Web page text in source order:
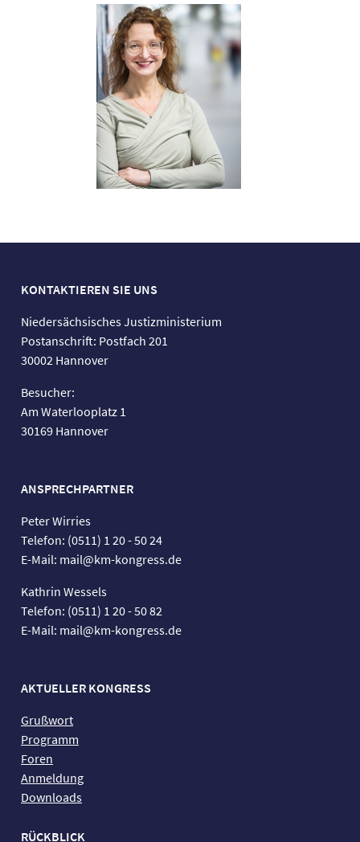
KONTAKTIEREN SIE UNS
Niedersächsisches Justizministerium
Postanschrift: Postfach 201
30002 Hannover
Besucher:
Am Waterlooplatz 1
30169 Hannover
ANSPRECHPARTNER
Peter Wirries
Telefon: (0511) 1 20 - 50 24
E-Mail: mail@km-kongress.de
Kathrin Wessels
Telefon: (0511) 1 20 - 50 82
E-Mail: mail@km-kongress.de
AKTUELLER KONGRESS
Grußwort
Programm
Foren
Anmeldung
Downloads
RÜCKBLICK